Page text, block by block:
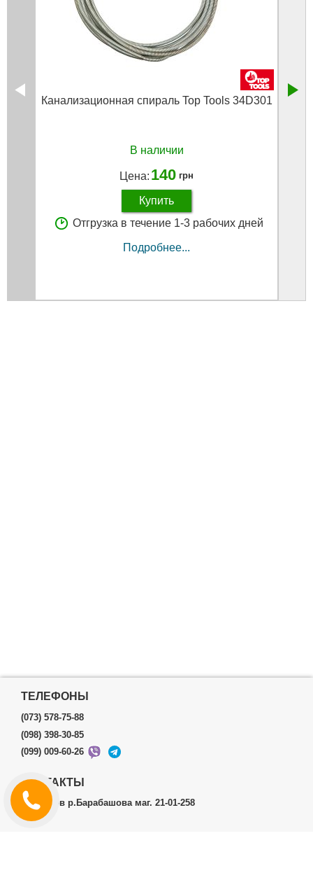
Канализационная спираль Top Tools 34D301
В наличии
Цена: 140 грн
Купить
Отгрузка в течение 1-3 рабочих дней
Подробнее...
ТЕЛЕФОНЫ
(073) 578-75-88
(098) 398-30-85
(099) 009-60-26
КОНТАКТЫ
г.Харьков р.Барабашова маг. 21-01-258